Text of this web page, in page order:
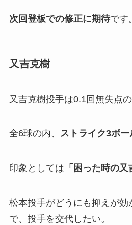
次回登板での修正に期待です。
又吉克樹
又吉克樹投手は0.1回無失点の
全6球の内、 ストライク3ボー
印象としては 「困った時の又
松本投手がどうにも抑えが効
で、投手を交代したい。